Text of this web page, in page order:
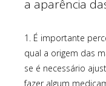
a aparência
1. É importante
qual a origem das
se é necessário
fazer algum